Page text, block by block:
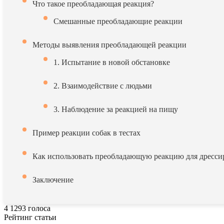
Что такое преобладающая реакция?
Смешанные преобладающие реакции
Методы выявления преобладающей реакции
1. Испытание в новой обстановке
2. Взаимодействие с людьми
3. Наблюдение за реакцией на пищу
Пример реакции собак в тестах
Как использовать преобладающую реакцию для
Заключение
4 1293 голоса
Рейтинг статьи